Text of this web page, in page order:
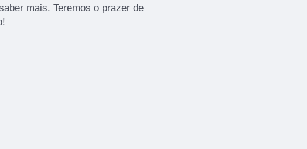
mais. Teremos o prazer de